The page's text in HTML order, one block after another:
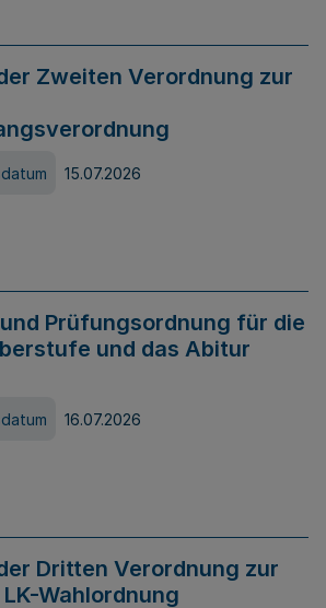
Zweiten Verordnung zur
15.07.2026
Prüfungsordnung für die
und das Abitur
16.07.2026
Dritten Verordnung zur
Wahlordnung